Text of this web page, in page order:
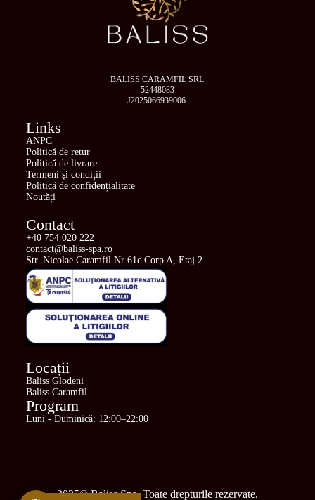
BALISS CARAMFIL SRL
52448083
J2025066939006
Links
ANPC
Politică de retur
Politică de livrare
Termeni și condiții
Politică de confidențialitate
Noutăți
Contact
+40 754 020 222
contact@baliss-spa.ro
Str. Nicolae Caramfil Nr 61c Corp A, Etaj 2
Locații
Baliss Glodeni
Baliss Caramfil
Program
Luni - Duminică: 12:00–22:00
2025© Baliss Spa. Toate drepturile rezervate.